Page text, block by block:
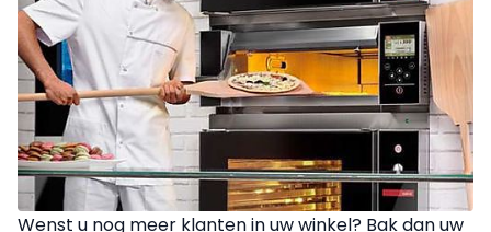
Wenst u nog meer klanten in uw winkel? Bak dan uw